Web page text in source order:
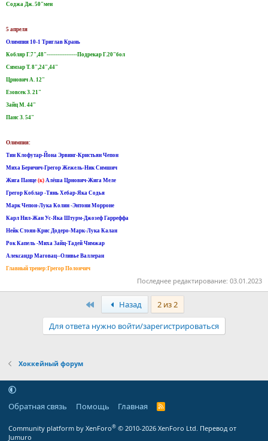
Соджа Дж. 50"мен
5 апреля
Олимпия 10-1 Триглав Крань
Кобляр Г.7",48"-----------------Подрекар Г.20"бол
Симзар Т. 8",24",44"
Црнович А. 12"
Езовсек З. 21"
Зайц М. 44"
Панс З. 54"
Олимпия:
Тин Клофутар-Йона Эрвинг-Кристьян Чепон
Миха Беричич-Грегор Жежель-Ник Симшич
Жига Панце (к) Алёша Црнович-Жига Меле
Грегор Коблар -Тянь Хебар-Яка Содья
Марк Чепон-Лука Колин -Энтони Морроне
Карл Нил-Жан Ус-Яка Штурм-Джозеф Гарреффа
Нейк Стоян-Крис Додеро-Марк-Лука Калан
Рок Капель -Миха Зайц-Тадей Чимжар
Александр Маговац--Оливье Валлеран
Главный тренер:Грегор Полончич
Последнее редактирование: 03.01.2023
ПервыйНазад
2 из 2
Для ответа нужно войти/зарегистрироваться
Хоккейный форум
Обратная связь Помощь Главная
R
Community platform by XenForo® © 2010-2026 XenForo Ltd. Перевод от
Jumuro